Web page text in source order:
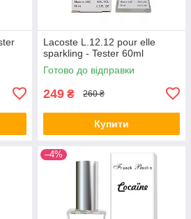
Lacoste L.12.12 pour elle
sparkling - Tester 60ml
Готово до відправки
249 ₴ 260 ₴
Купити
–4%